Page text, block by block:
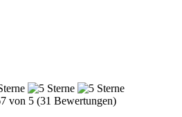
von 5 (31 Bewertungen)